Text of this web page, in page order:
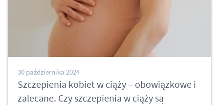
30 października 2024
Szczepienia kobiet w ciąży – obowiązkowe i
zalecane. Czy szczepienia w ciąży są